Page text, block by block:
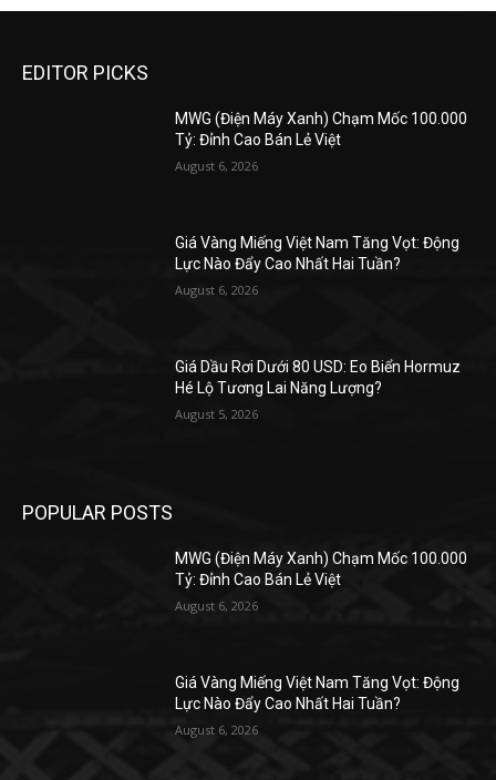
EDITOR PICKS
MWG (Điện Máy Xanh) Chạm Mốc 100.000
Tỷ: Đỉnh Cao Bán Lẻ Việt
August 6, 2026
Giá Vàng Miếng Việt Nam Tăng Vọt: Động
Lực Nào Đẩy Cao Nhất Hai Tuần?
August 6, 2026
Giá Dầu Rơi Dưới 80 USD: Eo Biển Hormuz
Hé Lộ Tương Lai Năng Lượng?
August 5, 2026
POPULAR POSTS
MWG (Điện Máy Xanh) Chạm Mốc 100.000
Tỷ: Đỉnh Cao Bán Lẻ Việt
August 6, 2026
Giá Vàng Miếng Việt Nam Tăng Vọt: Động
Lực Nào Đẩy Cao Nhất Hai Tuần?
August 6, 2026